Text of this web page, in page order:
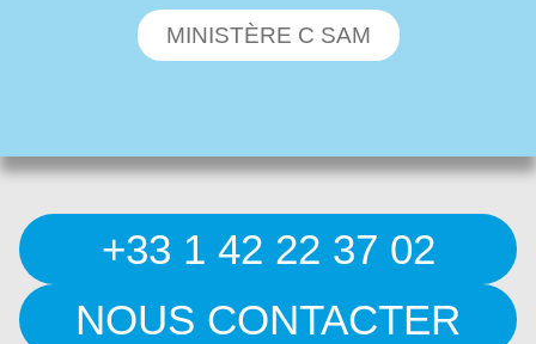
MINISTÈRE C SAM
+33 1 42 22 37 02
NOUS CONTACTER